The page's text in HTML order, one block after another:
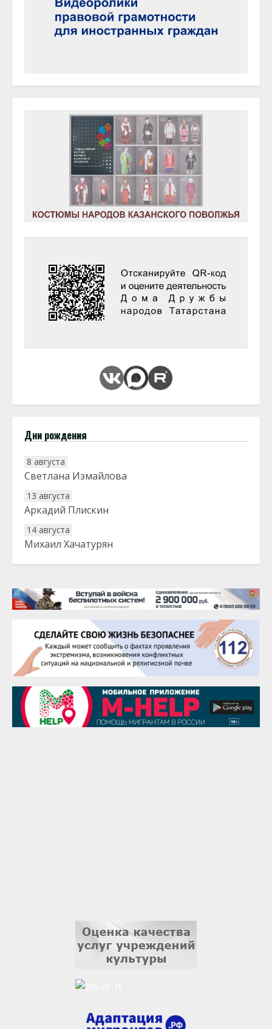
Дни рождения
8 августа
Светлана Измайлова
13 августа
Аркадий Плискин
14 августа
Михаил Хачатурян
20 августа
22 августа
Евгений Ефимов
25 августа
Сэсэгма Бубеева
28 августа
Чингиз Мустафаев
29 августа
Надежда Рослова